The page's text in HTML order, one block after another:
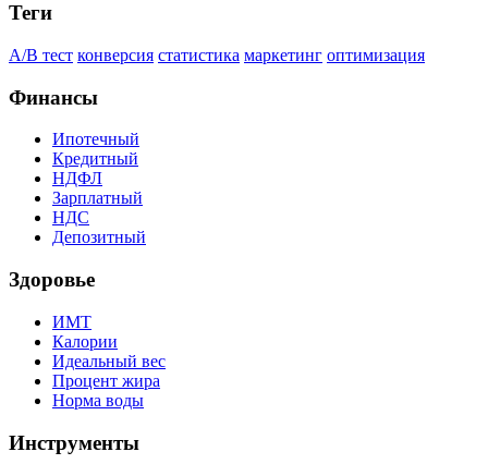
Теги
A/B тест конверсия статистика маркетинг оптимизация
Финансы
Ипотечный
Кредитный
НДФЛ
Зарплатный
НДС
Депозитный
Здоровье
ИМТ
Калории
Идеальный вес
Процент жира
Норма воды
Инструменты